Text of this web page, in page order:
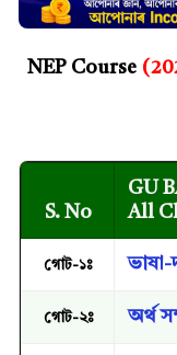
NEP Course
S. No
GU
All
গোট-১ঃ ভাষা-
গোট-২ঃ অৰ্থ